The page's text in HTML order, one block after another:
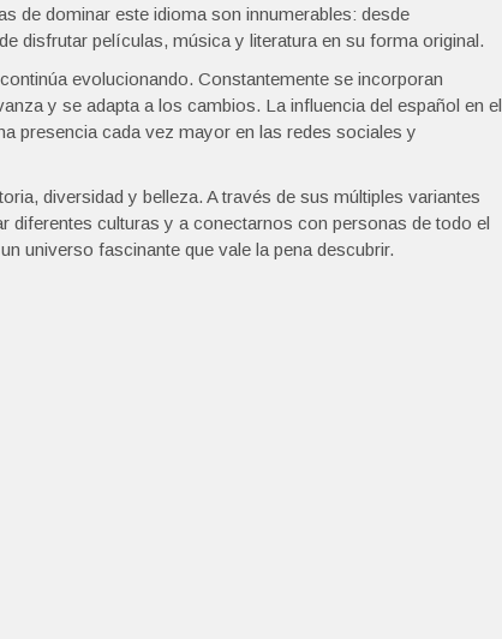
de dominar este idioma son innumerables: desde
disfrutar películas, música y literatura en su forma original.
evolucionando. Constantemente se incorporan
y se adapta a los cambios. La influencia del español en el
presencia cada vez mayor en las redes sociales y
diversidad y belleza. A través de sus múltiples variantes
diferentes culturas y a conectarnos con personas de todo el
universo fascinante que vale la pena descubrir.